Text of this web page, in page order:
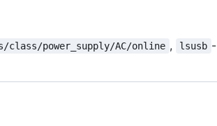
class/power_supply/AC/online , lsusb -